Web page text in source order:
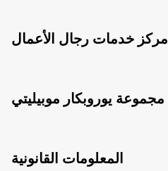
مركز خدمات رجال الأعمال
مجموعة يوروبكار موبيليتي
المعلومات القانونية